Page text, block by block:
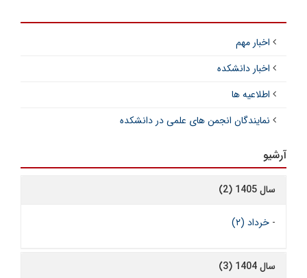
اخبار مهم
اخبار دانشکده
اطلاعیه ها
نمایندگان انجمن های علمی در دانشکده
آرشیو
سال 1405 (2)
- خرداد (۲)
سال 1404 (3)